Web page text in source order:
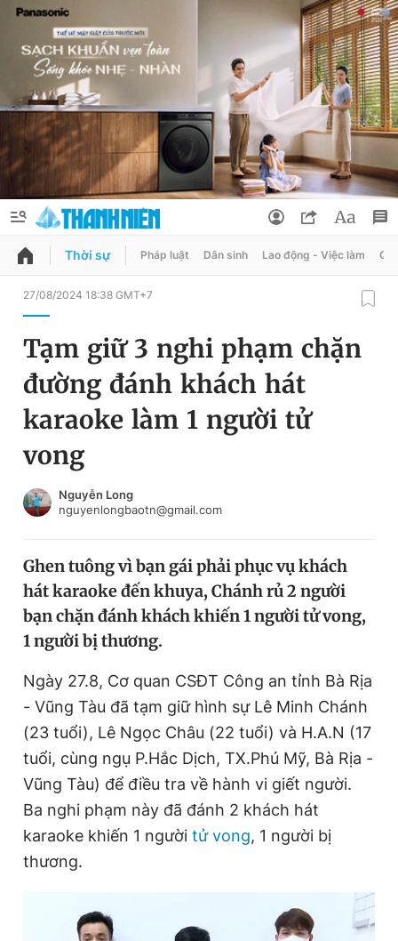
QUẢNG CÁO
Chuyên mục
Chuyên mục khác
Chào ngày mới
Tin thị trường Tin 360
Video Magazine
Sản phẩm khác
Tiện ích Bạn cần biết
Thông tin tòa soạn Liên hệ quảng cáo
Đọc Thanh Niên trên điện thoại
Đổi mật khẩu
Tin đã lưu
Đăng xuất
Thời sự Pháp luật Dân sinh Lao động - Việc làm
27/08/2024 18:38 GMT+7
Tạm giữ 3 nghi phạm chặn
đường đánh khách hát
karaoke làm 1 người tử
vong
Nguyễn Long
nguyenlongbaotn@gmail.com
Ghen tuông vì bạn gái phải phục vụ khách
hát karaoke đến khuya, Chánh rủ 2 người
bạn chặn đánh khách khiến 1 người tử vong,
1 người bị thương.
Ngày 27.8, Cơ quan CSĐT Công an tỉnh Bà Rịa
- Vũng Tàu đã tạm giữ hình sự Lê Minh Chánh
(23 tuổi), Lê Ngọc Châu (22 tuổi) và H.A.N (17
tuổi, cùng ngụ P.Hắc Dịch, TX.Phú Mỹ, Bà Rịa -
Vũng Tàu) để điều tra về hành vi giết người.
Ba nghi phạm này đã đánh 2 khách hát
karaoke khiến 1 người tử vong, 1 người bị
thương.